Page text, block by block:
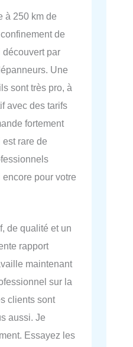
à 250 km de
de
par
Une
sont très pro, à
avec des tarifs
fortement
rare de
pour votre
de qualité et un
rapport
maintenant
sur la
clients sont
aussi. Je
Essayez les